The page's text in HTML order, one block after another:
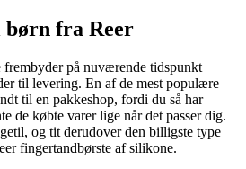
fra Reer
frembyder på nuværende tidspunkt
til levering. En af de mest populære
til en pakkeshop, fordi du så har
de købte varer lige når det passer dig.
og tit derudover den billigste type
fingertandbørste af silikone.